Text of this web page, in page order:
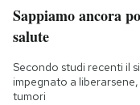
Area Personale
Regala il Post
Sappiamo ancora
salute
Secondo studi recenti il
impegnato a
tumori